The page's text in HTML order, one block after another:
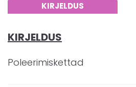
KIRJELDUS
KIRJELDUS
Poleerimiskettad